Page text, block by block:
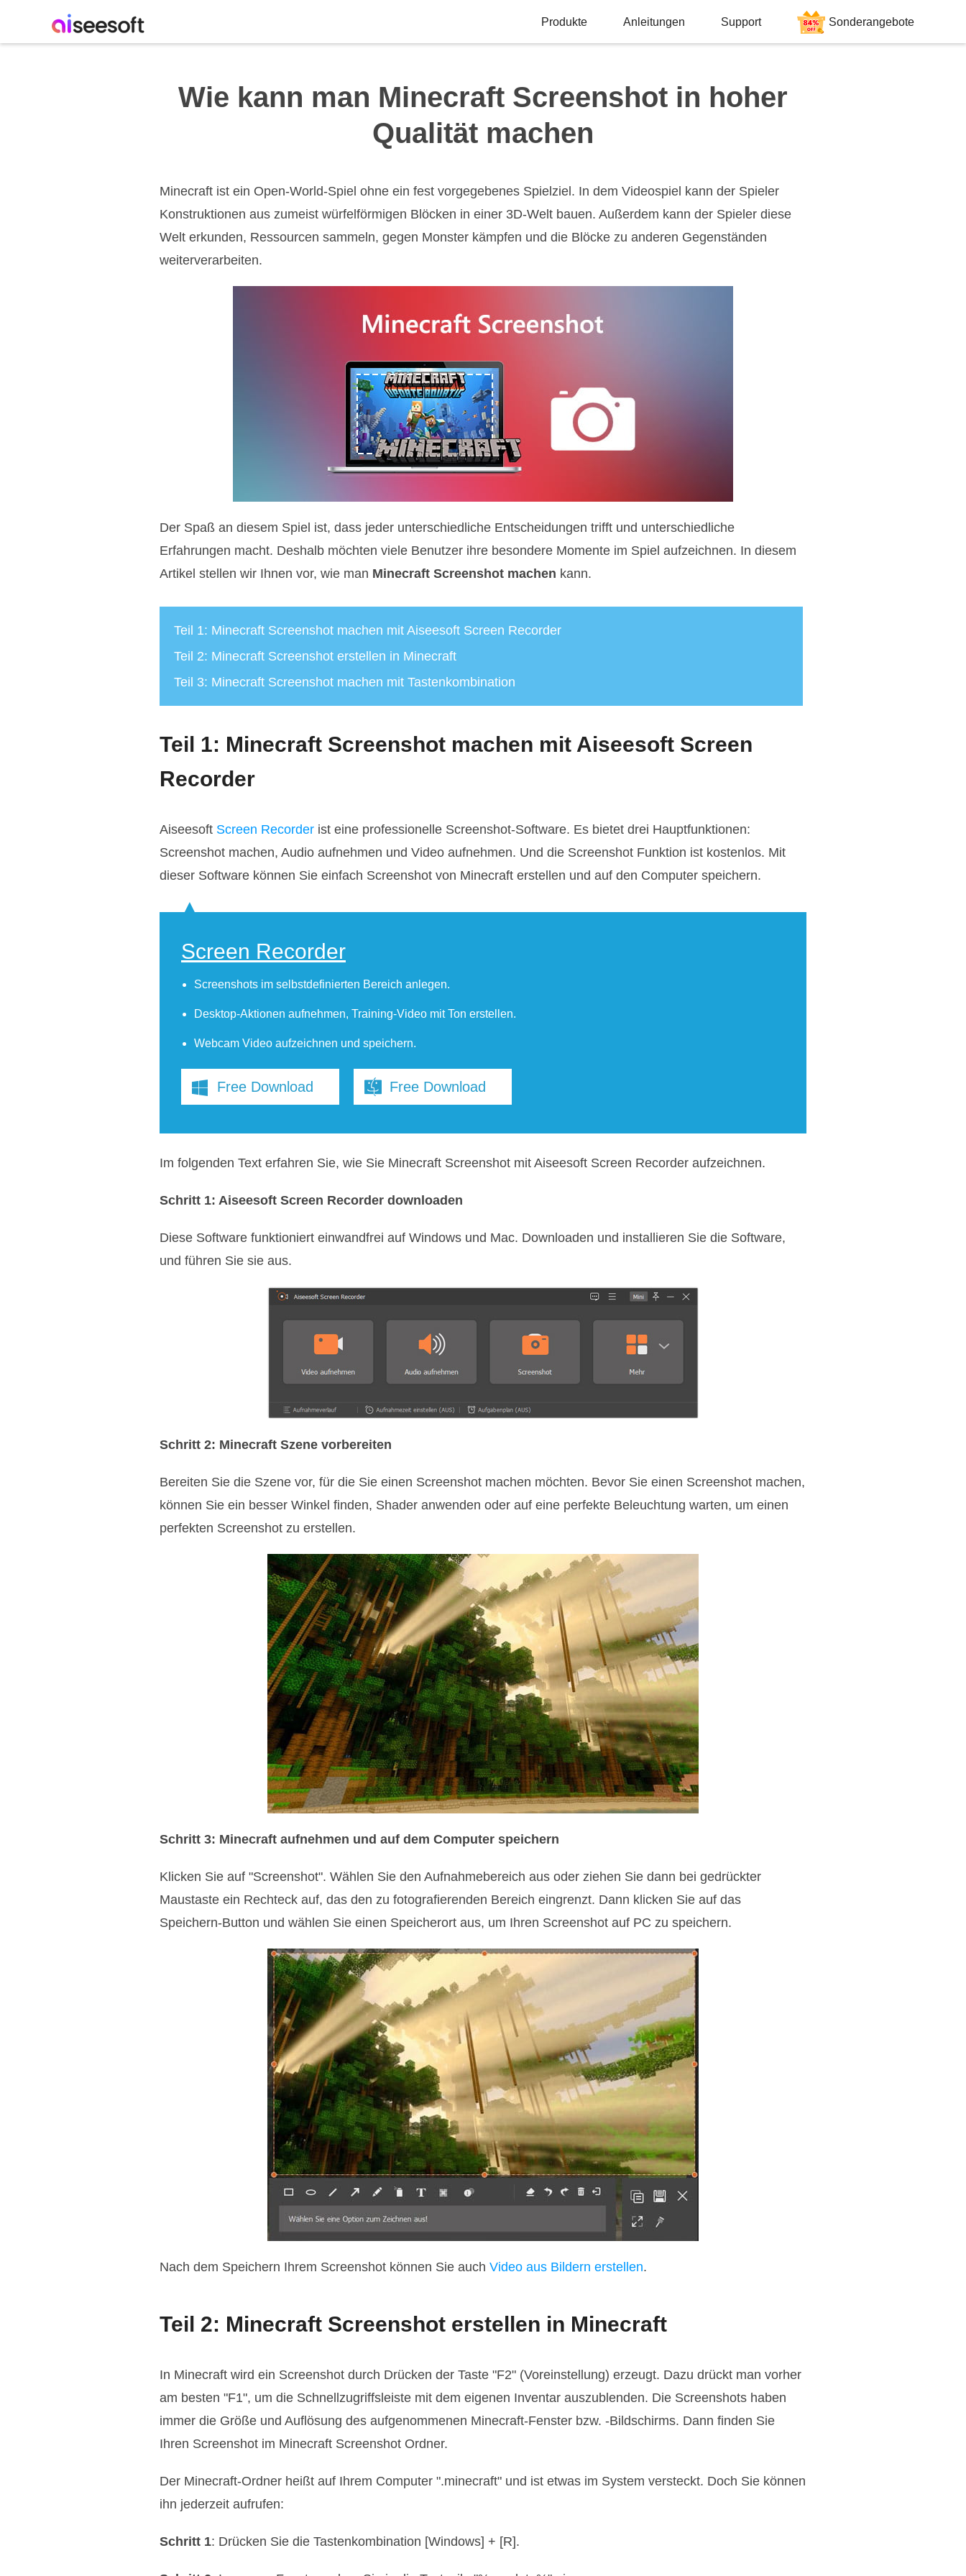
Produkte Anleitungen Support Sonderangebote
Wie kann man Minecraft Screenshot in hoher
Qualität machen
Minecraft ist ein Open-World-Spiel ohne ein fest vorgegebenes Spielziel. In dem Videospiel kann der Spieler
Konstruktionen aus zumeist würfelförmigen Blöcken in einer 3D-Welt bauen. Außerdem kann der Spieler diese
Welt erkunden, Ressourcen sammeln, gegen Monster kämpfen und die Blöcke zu anderen Gegenständen
weiterverarbeiten.
Der Spaß an diesem Spiel ist, dass jeder unterschiedliche Entscheidungen trifft und unterschiedliche
Erfahrungen macht. Deshalb möchten viele Benutzer ihre besondere Momente im Spiel aufzeichnen. In diesem
Artikel stellen wir Ihnen vor, wie man Minecraft Screenshot machen kann.
Teil 1: Minecraft Screenshot machen mit Aiseesoft Screen Recorder
Teil 2: Minecraft Screenshot erstellen in Minecraft
Teil 3: Minecraft Screenshot machen mit Tastenkombination
Teil 1: Minecraft Screenshot machen mit Aiseesoft Screen
Recorder
Aiseesoft Screen Recorder ist eine professionelle Screenshot-Software. Es bietet drei Hauptfunktionen:
Screenshot machen, Audio aufnehmen und Video aufnehmen. Und die Screenshot Funktion ist kostenlos. Mit
dieser Software können Sie einfach Screenshot von Minecraft erstellen und auf den Computer speichern.
Screen Recorder
Screenshots im selbstdefinierten Bereich anlegen.
Desktop-Aktionen aufnehmen, Training-Video mit Ton erstellen.
Webcam Video aufzeichnen und speichern.
Free Download Free Download
Im folgenden Text erfahren Sie, wie Sie Minecraft Screenshot mit Aiseesoft Screen Recorder aufzeichnen.
Schritt 1: Aiseesoft Screen Recorder downloaden
Diese Software funktioniert einwandfrei auf Windows und Mac. Downloaden und installieren Sie die Software,
und führen Sie sie aus.
Schritt 2: Minecraft Szene vorbereiten
Bereiten Sie die Szene vor, für die Sie einen Screenshot machen möchten. Bevor Sie einen Screenshot machen,
können Sie ein besser Winkel finden, Shader anwenden oder auf eine perfekte Beleuchtung warten, um einen
perfekten Screenshot zu erstellen.
Schritt 3: Minecraft aufnehmen und auf dem Computer speichern
Klicken Sie auf "Screenshot". Wählen Sie den Aufnahmebereich aus oder ziehen Sie dann bei gedrückter
Maustaste ein Rechteck auf, das den zu fotografierenden Bereich eingrenzt. Dann klicken Sie auf das
Speichern-Button und wählen Sie einen Speicherort aus, um Ihren Screenshot auf PC zu speichern.
Nach dem Speichern Ihrem Screenshot können Sie auch Video aus Bildern erstellen.
Teil 2: Minecraft Screenshot erstellen in Minecraft
In Minecraft wird ein Screenshot durch Drücken der Taste "F2" (Voreinstellung) erzeugt. Dazu drückt man vorher
am besten "F1", um die Schnellzugriffsleiste mit dem eigenen Inventar auszublenden. Die Screenshots haben
immer die Größe und Auflösung des aufgenommenen Minecraft-Fenster bzw. -Bildschirms. Dann finden Sie
Ihren Screenshot im Minecraft Screenshot Ordner.
Der Minecraft-Ordner heißt auf Ihrem Computer ".minecraft" und ist etwas im System versteckt. Doch Sie können
ihn jederzeit aufrufen:
Schritt 1: Drücken Sie die Tastenkombination [Windows] + [R].